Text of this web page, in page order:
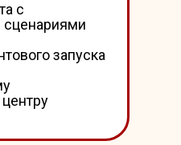
с
сценариями
запуска